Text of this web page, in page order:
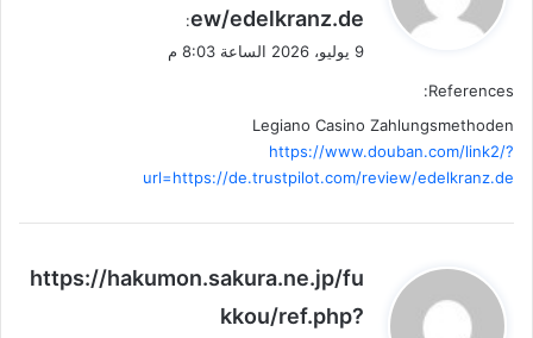
ل
ew/edelkranz.de
:
9 يوليو، 2026 الساعة 8:03 م
References:
Legiano Casino Zahlungsmethoden
https://www.douban.com/link2/?
url=https://de.trustpilot.com/review/edelkranz.de
ي
و
https://hakumon.sakura.ne.jp/fu
kkou/ref.php?